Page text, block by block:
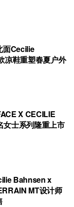
面Cecilie
凉鞋重塑春夏户外
X CECILIE
士系列隆重上市
Bahnsen x
MT设计师